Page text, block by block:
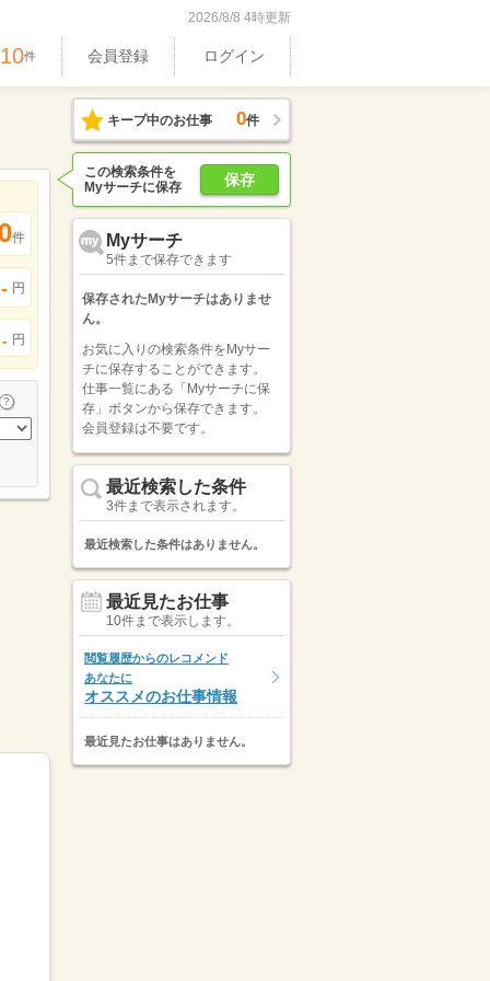
2026/8/8 4時更新
件 会員登録 ログイン
件
- 円
- 円
キープ中のお仕事 0件
保存
この検索条件を
Myサーチに保存
Myサーチ
5件まで保存できます
保存されたMyサーチはありませ
ん。
お気に入りの検索条件をMyサー
チに保存することができます。
仕事一覧にある「Myサーチに保
存」ボタンから保存できます。
会員登録は不要です。
最近検索した条件
3件まで表示されます。
最近検索した条件はありません。
最近見たお仕事
10件まで表示します。
閲覧履歴からのレコメンド
あなたに
オススメのお仕事情報
最近見たお仕事はありません。